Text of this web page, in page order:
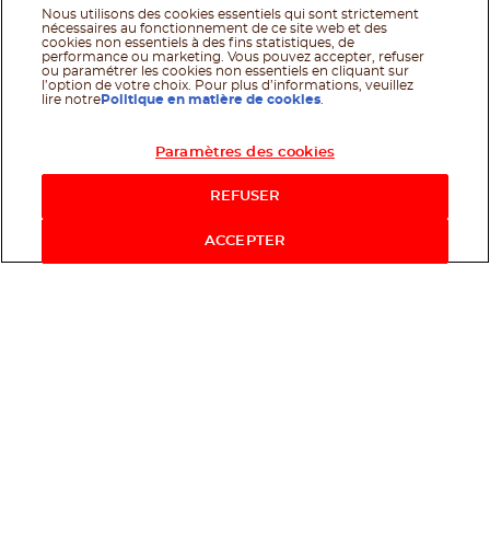
Nous utilisons des cookies essentiels qui sont strictement
nécessaires au fonctionnement de ce site web et des
cookies non essentiels à des fins statistiques, de
performance ou marketing. Vous pouvez accepter, refuser
ou paramétrer les cookies non essentiels en cliquant sur
l’option de votre choix. Pour plus d’informations, veuillez
lire notre Politique en matière de cookies
Paramètres des cookies
REFUSER
ACCEPTER